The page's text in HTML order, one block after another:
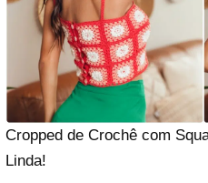
Cropped de Crochê com
Linda!